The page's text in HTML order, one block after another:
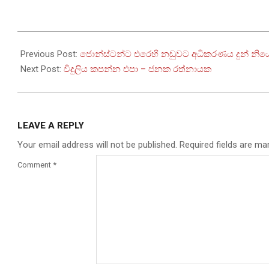
01-
27
Previous Post: ජොන්ස්ටන්ට එරෙහි නඩුවට අධිකරණය දුන්
Next Post: විදුලිය කපන්න එපා – ජනක රත්නායක
LEAVE A REPLY
Your email address will not be published. Required fields are
Comment *